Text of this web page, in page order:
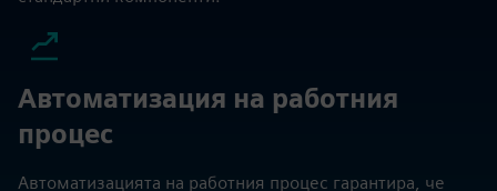
Автоматизация на дизайна
Инструментите за автоматизация на дизайна
позволяват на инженерите да създават и модифицират